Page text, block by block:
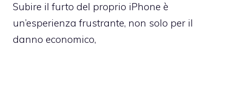
Subire il furto del proprio iPhone è
un’esperienza frustrante, non solo per il
danno economico,